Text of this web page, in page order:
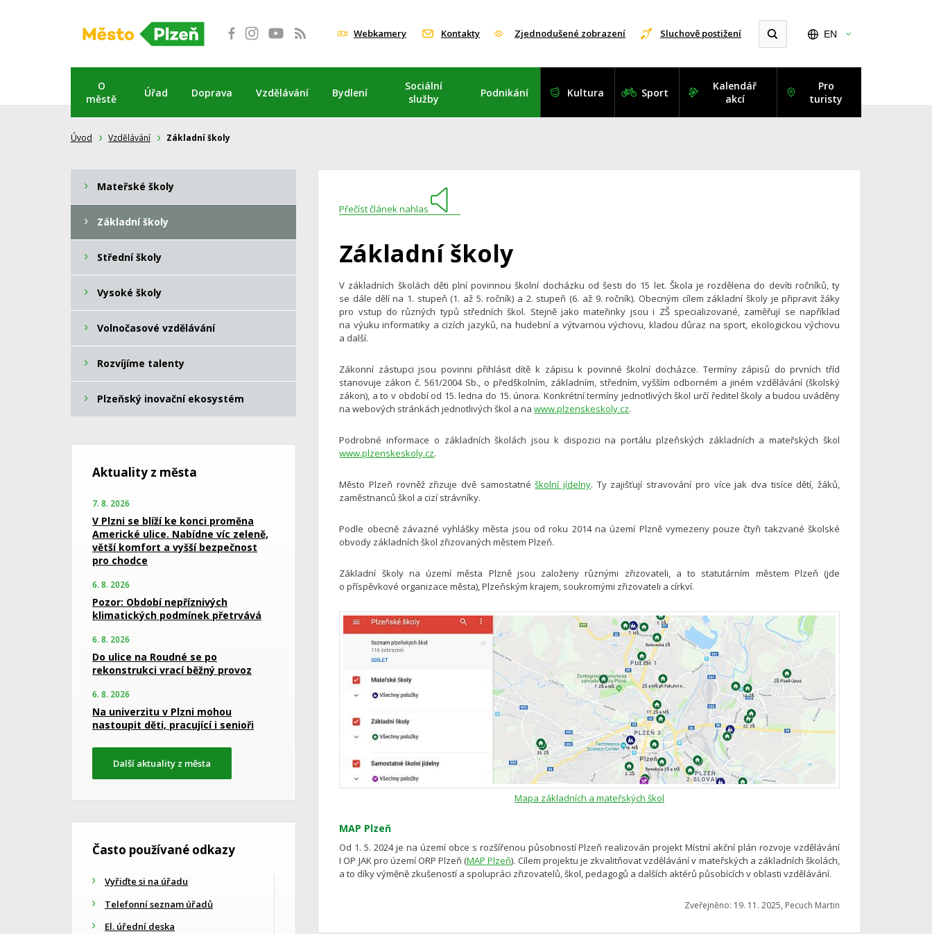
Webkamery Kontakty Zjednodušené zobrazení Sluchově postižení EN
O
městě
Úřad Doprava Vzdělávání Bydlení
Sociální
služby
Podnikání Kultura Sport
Kalendář
akcí
Pro
turisty
Úvod Vzdělávání Základní školy
Přečíst článek nahlas
Základní školy
V základních školách děti plní povinnou školní docházku od šesti do 15 let. Škola je rozdělena do devíti ročníků, ty
se dále dělí na 1. stupeň (1. až 5. ročník) a 2. stupeň (6. až 9. ročník). Obecným cílem základní školy je připravit žáky
pro vstup do různých typů středních škol. Stejně jako mateřinky jsou i ZŠ specializované, zaměřují se například
na výuku informatiky a cizích jazyků, na hudební a výtvarnou výchovu, kladou důraz na sport, ekologickou výchovu
a další.
Zákonní zástupci jsou povinni přihlásit dítě k zápisu k povinné školní docházce. Termíny zápisů do prvních tříd
stanovuje zákon č. 561/2004 Sb., o předškolním, základním, středním, vyšším odborném a jiném vzdělávání (školský
zákon), a to v období od 15. ledna do 15. února. Konkrétní termíny jednotlivých škol určí ředitel školy a budou uváděny
na webových stránkách jednotlivých škol a nawww.plzenskeskoly.cz.
Podrobné informace o základních školách jsou k dispozici na portálu plzeňských základních a mateřských škol
www.plzenskeskoly.cz.
Město Plzeň rovněž zřizuje dvě samostatnéškolní jídelny. Ty zajišťují stravování pro více jak dva tisíce dětí, žáků,
zaměstnanců škol a cizí strávníky.
Podle obecně závazné vyhlášky města jsou od roku 2014 na území Plzně vymezeny pouze čtyři takzvané školské
obvody základních škol zřizovaných městem Plzeň.
Základní školy na území města Plzně jsou založeny různými zřizovateli, a to statutárním městem Plzeň (jde
o příspěvkové organizace města), Plzeňským krajem, soukromými zřizovateli a církví.
Mapa základních a mateřských škol
MAP Plzeň
Od 1. 5. 2024 je na území obce s rozšířenou působností Plzeň realizován projekt Místní akční plán rozvoje vzdělávání
I OP JAK pro území ORP Plzeň (MAP Plzeň). Cílem projektu je zkvalitňovat vzdělávání v mateřských a základních školách,
a to díky výměně zkušeností a spolupráci zřizovatelů, škol, pedagogů a dalších aktérů působících v oblasti vzdělávání.
Zveřejněno: 19. 11. 2025, Pecuch Martin
Mateřské školy
Základní školy
Střední školy
Vysoké školy
Volnočasové vzdělávání
Rozvíjíme talenty
Plzeňský inovační ekosystém
Aktuality z města
7. 8. 2026
V Plzni se blíží ke konci proměna
Americké ulice. Nabídne víc zeleně,
větší komfort a vyšší bezpečnost
pro chodce
6. 8. 2026
Pozor: Období nepříznivých
klimatických podmínek přetrvává
6. 8. 2026
Do ulice na Roudné se po
rekonstrukci vrací běžný provoz
6. 8. 2026
Na univerzitu v Plzni mohou
nastoupit děti, pracující i senioři
Další aktuality z města
Často používané odkazy
Vyřiďte si na úřadu
Telefonní seznam úřadů
El. úřední deska